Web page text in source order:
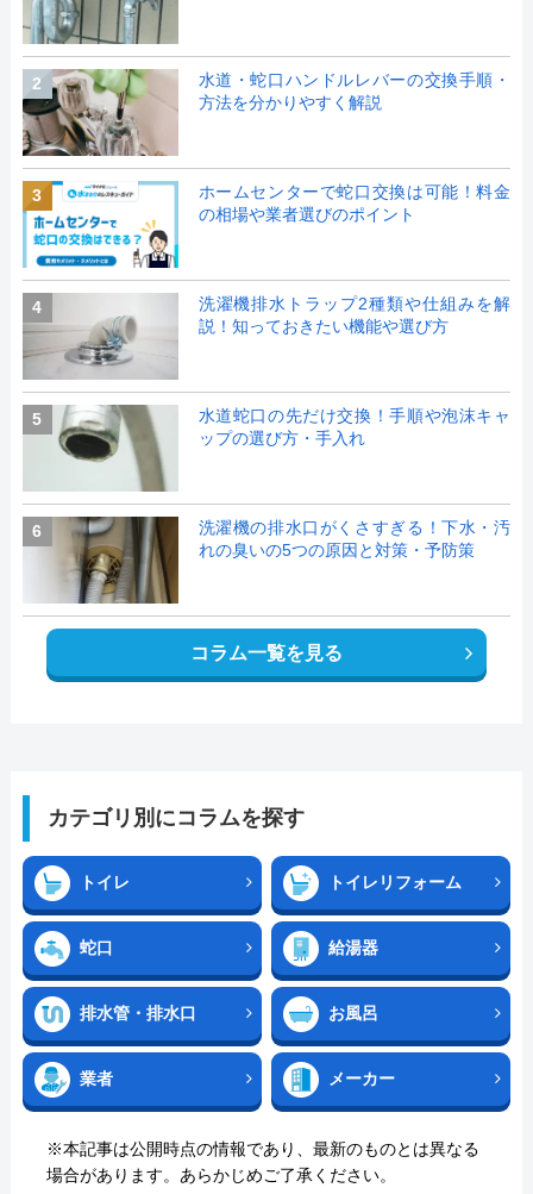
2
水道・蛇口ハンドルレバーの交換手順・
方法を分かりやすく解説
3
ホームセンターで蛇口交換は可能！料金
の相場や業者選びのポイント
4
洗濯機排水トラップ2種類や仕組みを解
説！知っておきたい機能や選び方
5
水道蛇口の先だけ交換！手順や泡沫キャ
ップの選び方・手入れ
6
洗濯機の排水口がくさすぎる！下水・汚
れの臭いの5つの原因と対策・予防策
コラム一覧を見る
カテゴリ別にコラムを探す
トイレ トイレリフォーム
蛇口 給湯器
排水管・排水口 お風呂
業者 メーカー
※本記事は公開時点の情報であり、最新のものとは異なる
場合があります。あらかじめご了承ください。